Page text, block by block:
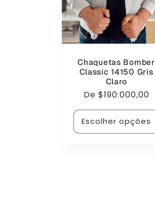
Chaquetas Bomber
Classic 14150 Gris
Claro
Preço
normal
De $190.000,00
Escolher opções